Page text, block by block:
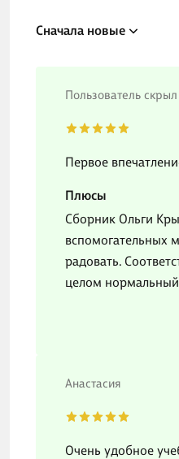
Сначала новые
Пользователь
Первое
Плюсы
Сборник Ольги
вспомогательных
радовать.
целом
Анастасия
Очень удобное